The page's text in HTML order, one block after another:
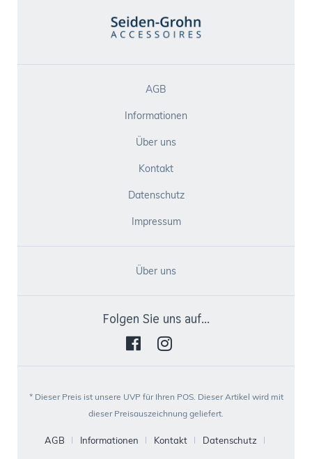
AGB
Informationen
Über uns
Kontakt
Datenschutz
Impressum
Über uns
Folgen Sie uns auf...
* Dieser Preis ist unsere UVP für Ihren POS. Dieser Artikel wird mit
dieser Preisauszeichnung geliefert.
AGB Informationen Kontakt
Datenschutz